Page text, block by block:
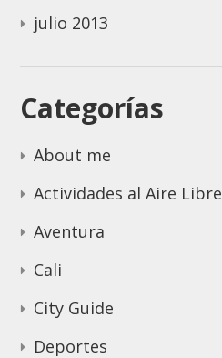
julio 2013
Categorías
About me
Actividades al Aire Libre
Aventura
Cali
City Guide
Deportes